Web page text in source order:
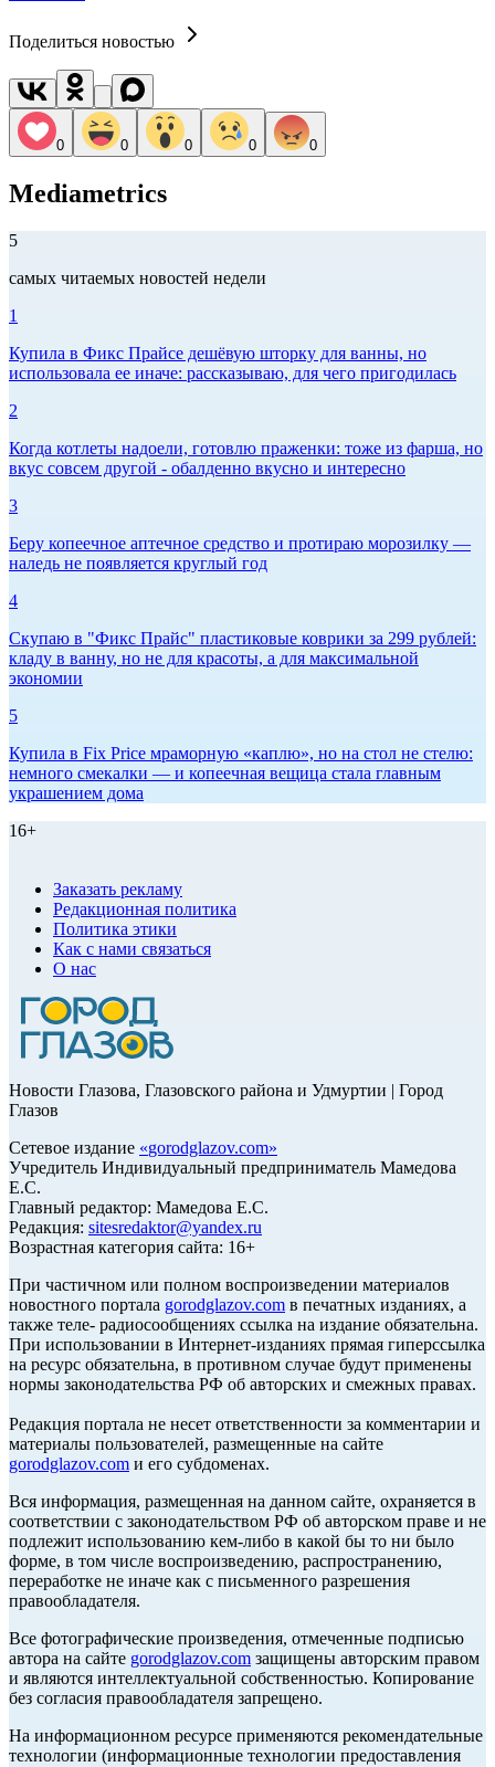
Поделиться новостью
0 0 0 0 0
Mediametrics
5
самых читаемых новостей недели
1
Купила в Фикс Прайсе дешёвую шторку для ванны, но
использовала ее иначе: рассказываю, для чего пригодилась
2
Когда котлеты надоели, готовлю праженки: тоже из фарша, но
вкус совсем другой - обалденно вкусно и интересно
3
Беру копеечное аптечное средство и протираю морозилку —
наледь не появляется круглый год
4
Скупаю в "Фикс Прайс" пластиковые коврики за 299 рублей:
кладу в ванну, но не для красоты, а для максимальной
экономии
5
Купила в Fix Price мраморную «каплю», но на стол не стелю:
немного смекалки — и копеечная вещица стала главным
украшением дома
16+
Заказать рекламу
Редакционная политика
Политика этики
Как с нами связаться
О нас
Новости Глазова, Глазовского района и Удмуртии | Город
Глазов
Сетевое издание «gorodglazov.com»
Учредитель Индивидуальный предприниматель Мамедова
Е.С.
Главный редактор: Мамедова Е.С.
Редакция: sitesredaktor@yandex.ru
Возрастная категория сайта: 16+
При частичном или полном воспроизведении материалов
новостного портала gorodglazov.com в печатных изданиях, а
также теле- радиосообщениях ссылка на издание обязательна.
При использовании в Интернет-изданиях прямая гиперссылка
на ресурс обязательна, в противном случае будут применены
нормы законодательства РФ об авторских и смежных правах.
Редакция портала не несет ответственности за комментарии и
материалы пользователей, размещенные на сайте
gorodglazov.com и его субдоменах.
Вся информация, размещенная на данном сайте, охраняется в
соответствии с законодательством РФ об авторском праве и не
подлежит использованию кем-либо в какой бы то ни было
форме, в том числе воспроизведению, распространению,
переработке не иначе как с письменного разрешения
правообладателя.
Все фотографические произведения, отмеченные подписью
автора на сайте gorodglazov.com защищены авторским правом
и являются интеллектуальной собственностью. Копирование
без согласия правообладателя запрещено.
На информационном ресурсе применяются рекомендательные
технологии (информационные технологии предоставления